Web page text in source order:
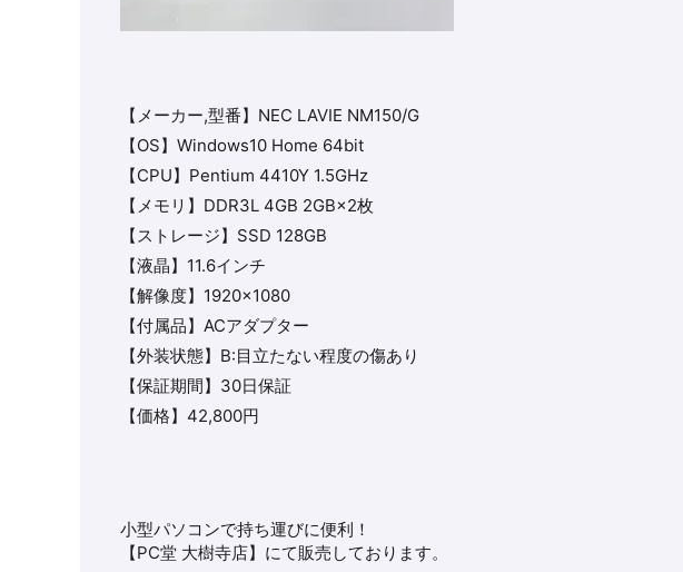
【メーカー,型番】NEC LAVIE NM150/G
【OS】Windows10 Home 64bit
【CPU】Pentium 4410Y 1.5GHz
【メモリ】DDR3L 4GB 2GB×2枚
【ストレージ】SSD 128GB
【液晶】11.6インチ
【解像度】1920×1080
【付属品】ACアダプター
【外装状態】B:目立たない程度の傷あり
【保証期間】30日保証
【価格】42,800円
小型パソコンで持ち運びに便利！
【PC堂 大樹寺店】にて販売しております。